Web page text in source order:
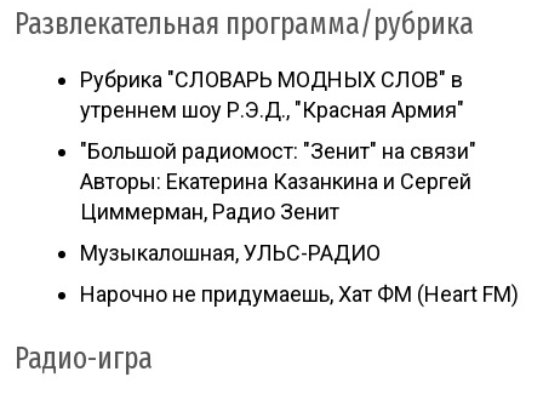
Развлекательная программа/рубрика
Рубрика "СЛОВАРЬ МОДНЫХ СЛОВ" в
утреннем шоу Р.Э.Д., "Красная Армия"
"Большой радиомост: "Зенит" на связи"
Авторы: Екатерина Казанкина и Сергей
Циммерман, Радио Зенит
Музыкалошная, УЛЬС-РАДИО
Нарочно не придумаешь, Хат ФМ (Heart FM)
Радио-игра